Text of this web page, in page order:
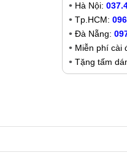
Hà Nội:
Tp.HCM:
Đà Nẵng:
Miễn phí cài
Tặng tấm